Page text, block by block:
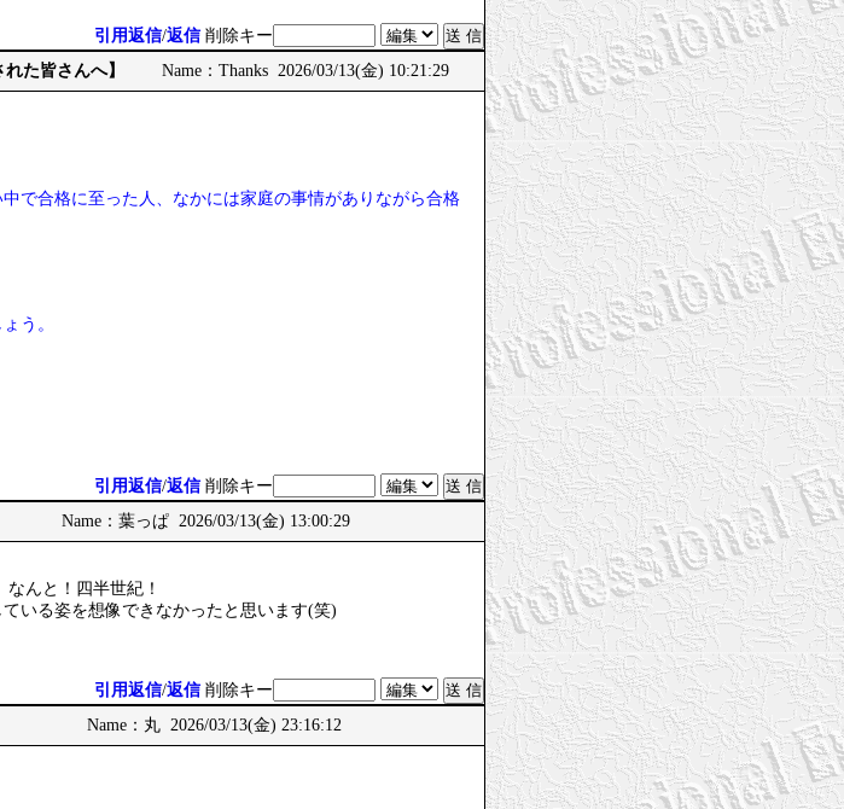
引用返信/返信 削除キー
た皆さんへ】 Name：Thanks 2026/03/13(金) 10:21:29
で合格に至った人、なかには家庭の事情がありながら合格
う。
引用返信/返信 削除キー
Name：葉っぱ 2026/03/13(金) 13:00:29
んと！四半世紀！
いる姿を想像できなかったと思います(笑)
引用返信/返信 削除キー
Name：丸 2026/03/13(金) 23:16:12